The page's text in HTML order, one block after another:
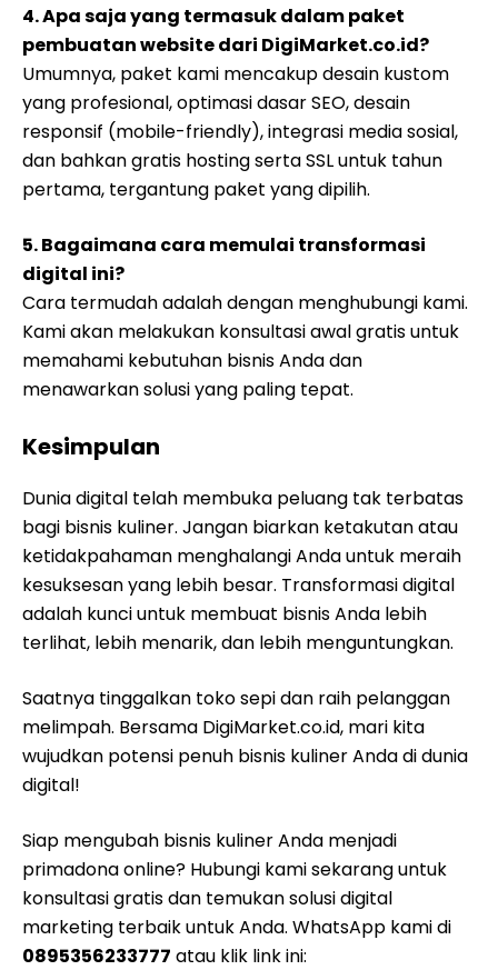
4. Apa saja yang termasuk dalam paket
pembuatan website dari DigiMarket.co.id?
Umumnya, paket kami mencakup desain kustom
yang profesional, optimasi dasar SEO, desain
responsif (mobile-friendly), integrasi media sosial,
dan bahkan gratis hosting serta SSL untuk tahun
pertama, tergantung paket yang dipilih.
5. Bagaimana cara memulai transformasi
digital ini?
Cara termudah adalah dengan menghubungi kami.
Kami akan melakukan konsultasi awal gratis untuk
memahami kebutuhan bisnis Anda dan
menawarkan solusi yang paling tepat.
Kesimpulan
Dunia digital telah membuka peluang tak terbatas
bagi bisnis kuliner. Jangan biarkan ketakutan atau
ketidakpahaman menghalangi Anda untuk meraih
kesuksesan yang lebih besar. Transformasi digital
adalah kunci untuk membuat bisnis Anda lebih
terlihat, lebih menarik, dan lebih menguntungkan.
Saatnya tinggalkan toko sepi dan raih pelanggan
melimpah. Bersama DigiMarket.co.id, mari kita
wujudkan potensi penuh bisnis kuliner Anda di dunia
digital!
Siap mengubah bisnis kuliner Anda menjadi
primadona online? Hubungi kami sekarang untuk
konsultasi gratis dan temukan solusi digital
marketing terbaik untuk Anda. WhatsApp kami di
0895356233777 atau klik link ini: